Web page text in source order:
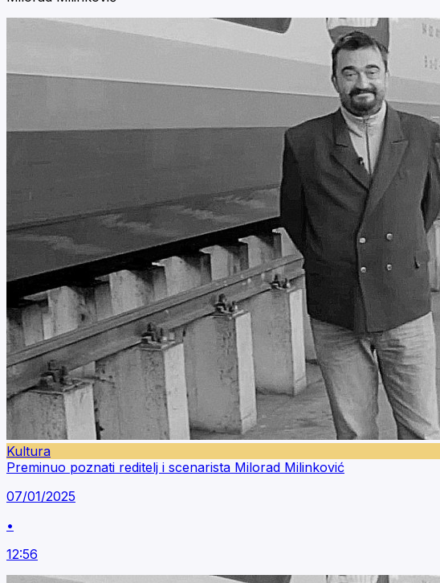
Kultura
Preminuo poznati reditelj i scenarista Milorad Milinković
07/01/2025
•
12:56